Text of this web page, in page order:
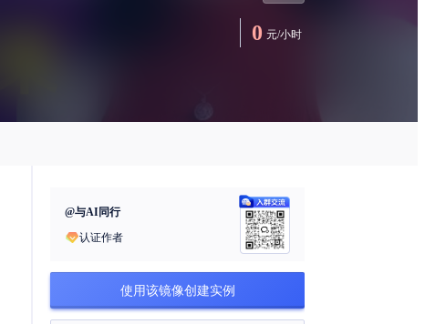
0 元/小时
@与AI同行
认证作者
使用该镜像创建实例